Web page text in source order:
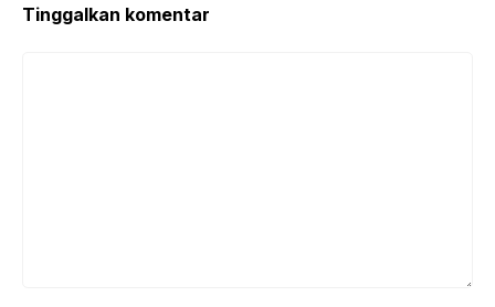
Tinggalkan komentar